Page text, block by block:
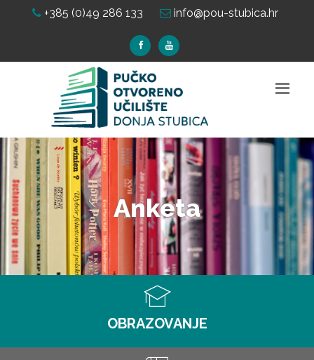
+385 (0)49 286 133 info@pou-stubica.hr
Anketa
OBRAZOVANJE